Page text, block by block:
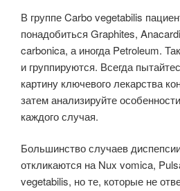
В группе Carbo vegetabilis
понадобиться Graphites,
carbonica, а иногда Petroleum.
и группируются. Всегда
картину ключевого лекарства
затем анализируйте
каждого случая.
Большинство случаев
откликаются на Nux vomica,
vegetabilis, но те, которые не